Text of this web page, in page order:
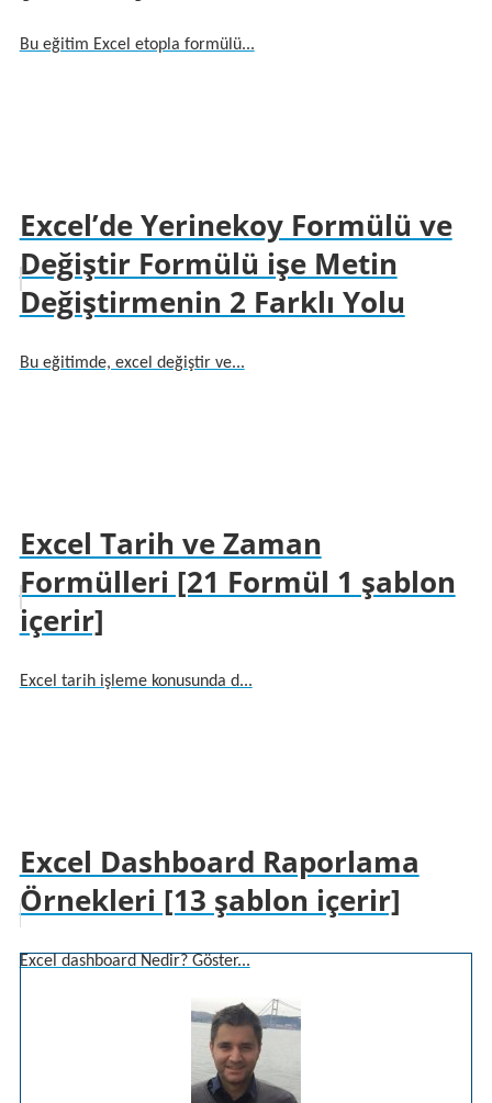
Bu eğitim Excel etopla formülü...
Excel’de Yerinekoy Formülü ve
Değiştir Formülü işe Metin
Değiştirmenin 2 Farklı Yolu
Bu eğitimde, excel değiştir ve...
Excel Tarih ve Zaman
Formülleri [21 Formül 1 şablon
içerir]
Excel tarih işleme konusunda d...
Excel Dashboard Raporlama
Örnekleri [13 şablon içerir]
Excel dashboard Nedir? Göster...